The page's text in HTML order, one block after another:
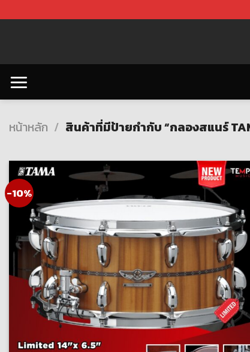
to
หน้าหลัก / สินค้าที่มีป้ายกำกับ “กลองสแนร์
-10%